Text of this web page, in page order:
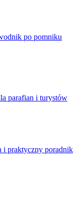
po pomniku
parafian i turystów
i praktyczny poradnik